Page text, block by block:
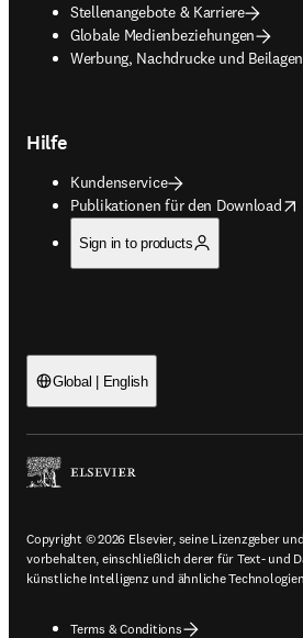
Stellenangebote & Karriere
Globale Medienbeziehungen
Werbung, Nachdrucke und Beilagen
opens in new tab/window
Hilfe
Kundenservice
Publikationen für den Download
opens in new tab/window
Sign in to products
Global | English
Copyright © 2026 Elsevier, seine Lizenzgeber
vorbehalten, einschließlich derer für Text- und
künstliche Intelligenz und ähnliche
Terms & Conditions